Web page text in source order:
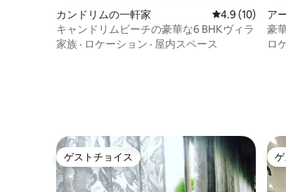
カンドリムの一軒家 レビュー10件
4.9 (10)
キャンドリムビーチの豪華な6 BHKヴィラ
家族 · ロケーション · 屋内スペース
ア
豪
ロ
ゲストチョイス
ゲストチョイス